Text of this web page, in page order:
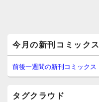
イ
ン
サ
イ
今月の新刊コミックス
前後一週間の新刊コミックス
タグクラウド